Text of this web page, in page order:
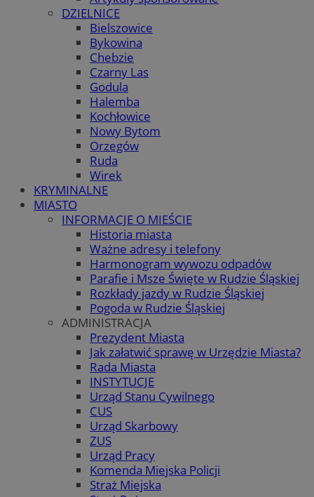
DZIELNICE
Bielszowice
Bykowina
Chebzie
Czarny Las
Godula
Halemba
Kochłowice
Nowy Bytom
Orzegów
Ruda
Wirek
KRYMINALNE
MIASTO
INFORMACJE O MIEŚCIE
Historia miasta
Ważne adresy i telefony
Harmonogram wywozu odpadów
Parafie i Msze Święte w Rudzie Śląskiej
Rozkłady jazdy w Rudzie Śląskiej
Pogoda w Rudzie Śląskiej
ADMINISTRACJA
Prezydent Miasta
Jak załatwić sprawę w Urzędzie Miasta?
Rada Miasta
INSTYTUCJE
Urząd Stanu Cywilnego
CUS
Urząd Skarbowy
ZUS
Urząd Pracy
Komenda Miejska Policji
Straż Miejska